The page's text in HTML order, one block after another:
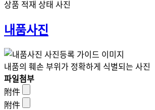
상품 적재 상태 사진
내품사진
내품의 훼손 부위가 정확하게 식별되는 사진
파일첨부
附件
附件